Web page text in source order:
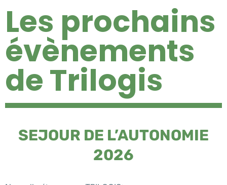
Les prochains
évènements
de Trilogis
SEJOUR DE L’AUTONOMIE
2026